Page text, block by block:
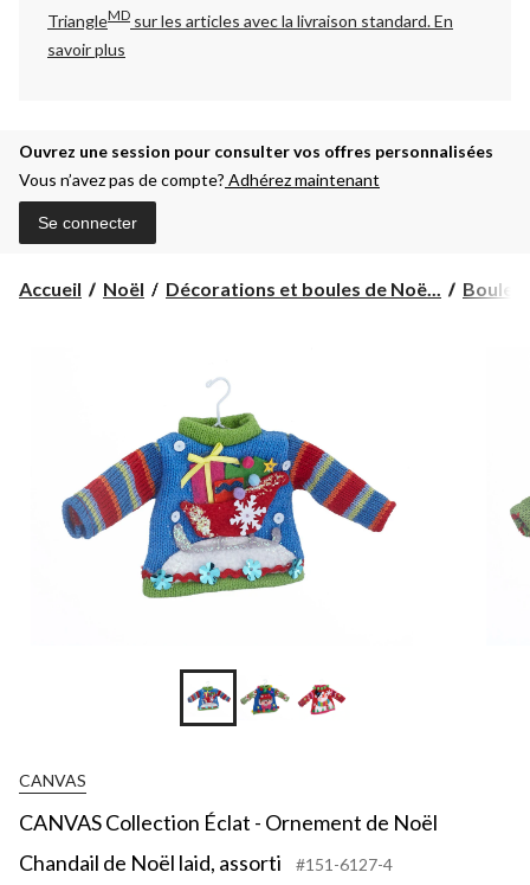
TriangleMD sur les articles avec la livraison standard.En
savoir plus
Ouvrez une session pour consulter vos offres personnalisées
Vous n’avez pas de compte? Adhérez maintenant
Se connecter
Accueil Noël Décorations et boules de Noë... Boules
CANVAS
CANVAS Collection Éclat - Ornement de Noël
Chandail de Noël laid, assorti
#151-6127-4